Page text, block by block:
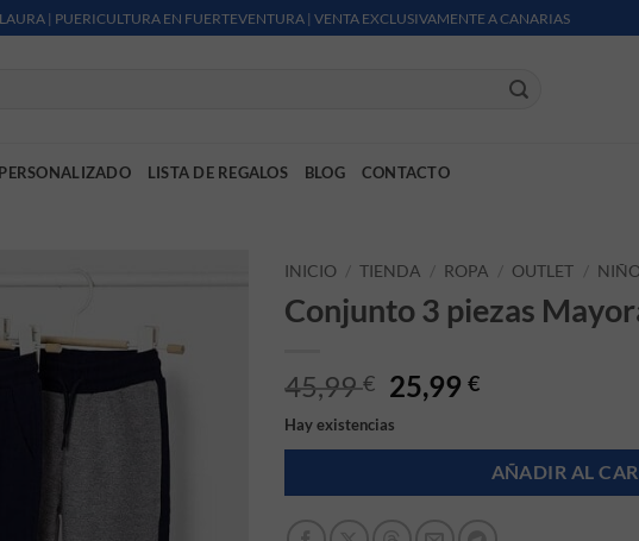
| PUERICULTURA EN FUERTEVENTURA | VENTA EXCLUSIVAMENTE A CANARIAS
PERSONALIZADO LISTA DE REGALOS BLOG CONTACTO
INICIO / TIENDA / ROPA / OUTLET /
Conjunto 3 piezas
45,99€ El precio original
25,99€El precio
Hay existencias
AÑADIR AL